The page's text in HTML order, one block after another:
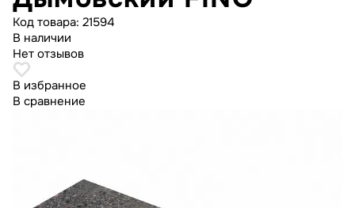
Код товара: 21594
В наличии
Нет отзывов
В избранное
В сравнение